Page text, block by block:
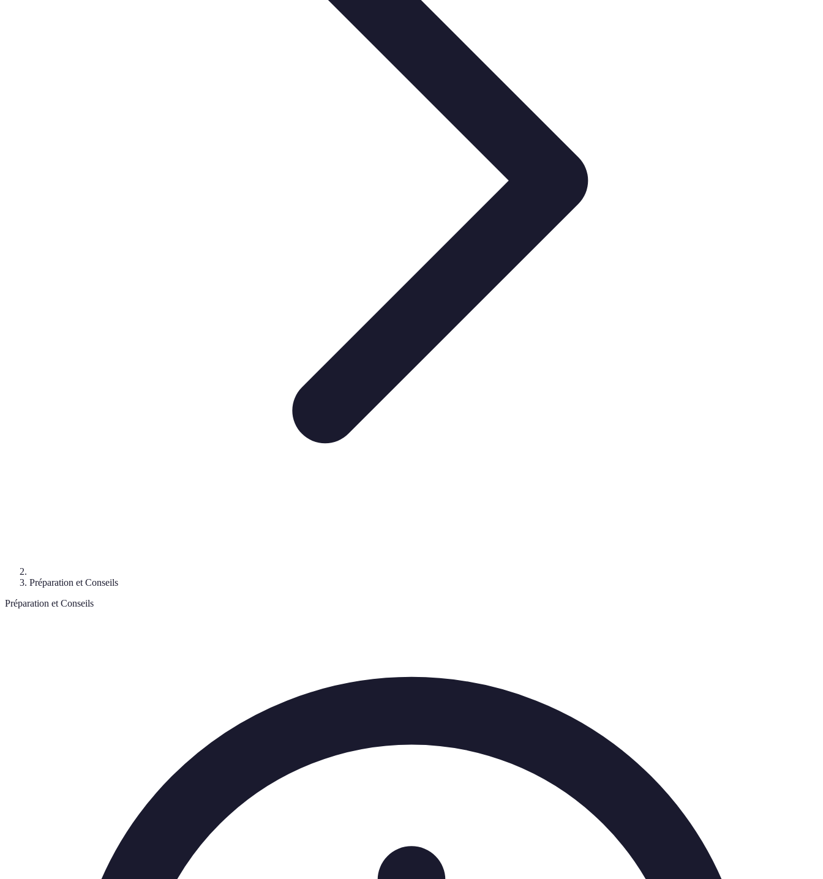
Préparation et Conseils
Préparation et Conseils